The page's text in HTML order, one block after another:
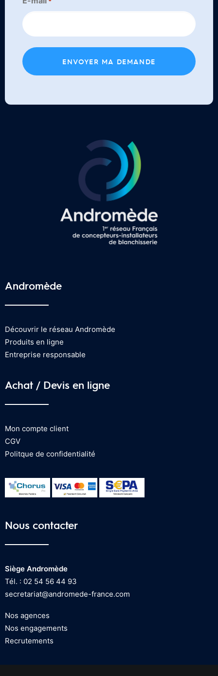
Andromède
Découvrir le réseau Andromède
Produits en ligne
Entreprise responsable
Achat / Devis en ligne
Mon compte client
CGV
Politque de confidentialité
Nous contacter
Siège Andromède
Tél. : 02 54 56 44 93
secretariat@andromede-france.com
Nos agences
Nos engagements
Recrutements